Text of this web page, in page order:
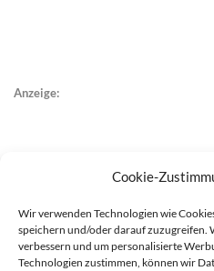
Cookie-
Wir verwenden Technologien wie
speichern und/oder darauf zuzugreifen.
verbessern und um personalisierte
Technologien zustimmen, können wir
Anzeige: